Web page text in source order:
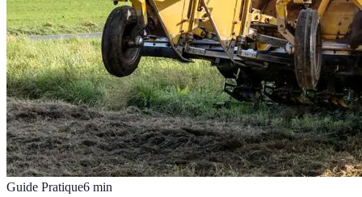
Guide Pratique6 min